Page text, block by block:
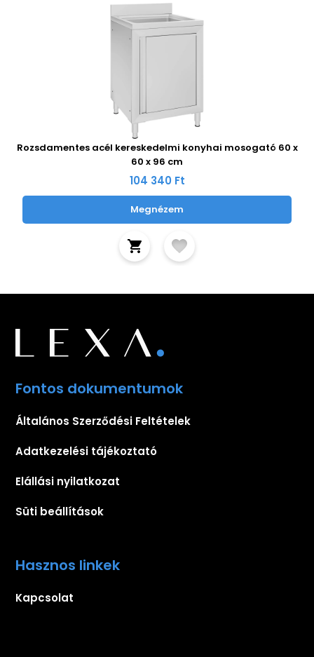
Rozsdamentes acél kereskedelmi konyhai mosogató 60 x
60 x 96 cm
104 340 Ft
Megnézem
Fontos dokumentumok
Általános Szerződési Feltételek
Adatkezelési tájékoztató
Elállási nyilatkozat
Süti beállítások
Hasznos linkek
Kapcsolat